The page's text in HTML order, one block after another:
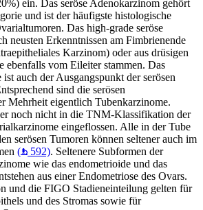
ein. Das seröse Adenokarzinom gehört
und ist der häufigste histologische
Das high-grade seröse
neusten Erkenntnissen am Fimbrienende
Karzinom) oder aus drüsigen
ebenfalls vom Eileiter stammen. Das
auch der Ausgangspunkt der serösen
sind die serösen
Mehrheit eigentlich Tubenkarzinome.
noch nicht in die TNM-Klassifikation der
eingeflossen. Alle in der Tube
serösen Tumoren können seltener auch im
( 592). Seltenere Subformen der
wie das endometrioide und das
aus einer Endometriose des Ovars.
und die FIGO Stadieneinteilung gelten für
und des Stromas sowie für